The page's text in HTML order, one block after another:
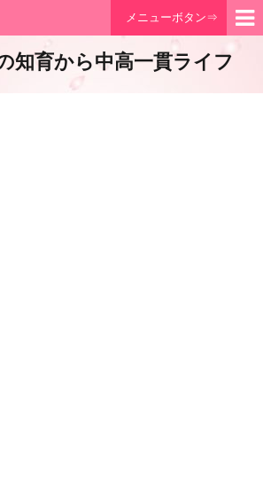
メニューボタン⇒
知育から中高一貫ライフ